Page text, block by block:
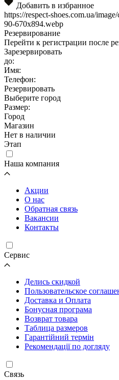
Добавить в избранное
https://respect-shoes.com.ua/
90-670x894.webp
Резервирование
Перейти к регистрации после
Зарезервировать
до:
Имя:
Телефон:
Резервировать
Выберите город
Размер:
Город
Магазин
Нет в наличии
Этап
Наша компания
Акции
О нас
Обратная связь
Вакансии
Контакты
Cервис
Делись скидкой
Пользовательское
Доставка и Оплата
Бонусная програма
Возврат товара
Таблица размеров
Гарантійний термін
Рекомендації по догляду
Связь